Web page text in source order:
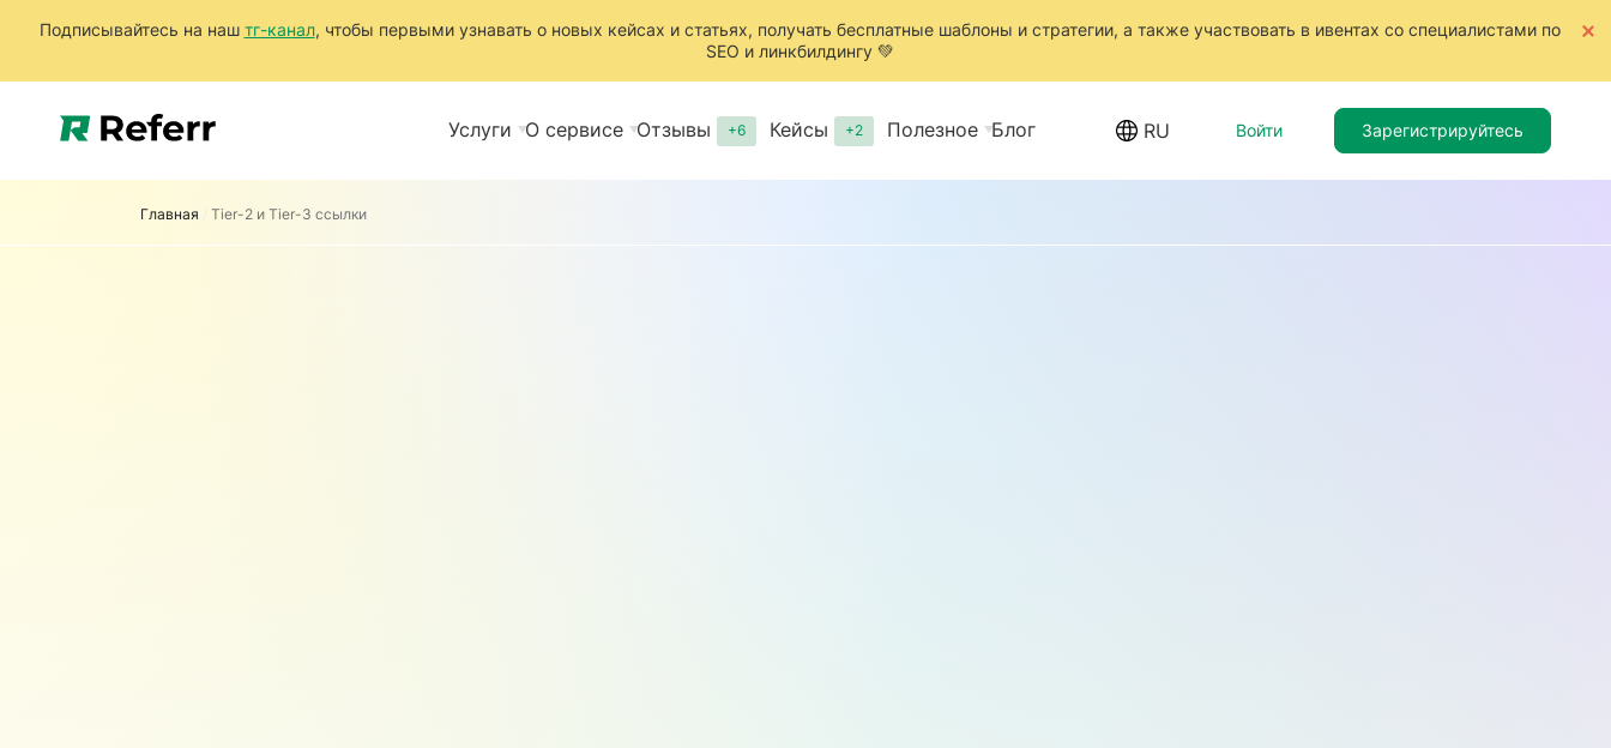
Подписывайтесь на наш тг-канал, чтобы первыми узнавать о новых кейсах и статьях, получать бесплатные шаблоны и стратегии, а также участвовать в ивентах со специалистами по
SEO и линкбилдингу 💚
Услуги О сервисе Отзывы +6 Кейсы +2 Полезное Блог RU Войти Зарегистрируйтесь
Главная Tier-2 и Tier-3 ссылки